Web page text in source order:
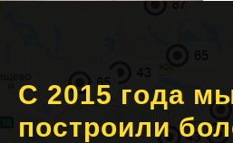
С 2015 года
построили